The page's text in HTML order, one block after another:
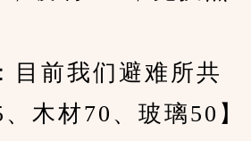
前我们避难所共
木材70、玻璃50】